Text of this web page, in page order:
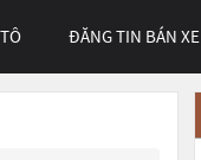
ĐĂNG TIN BÁN XE